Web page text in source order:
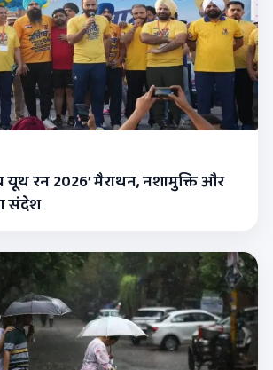
यूथ रन 2026’ मैराथन, नशामुक्ति और
संदेश